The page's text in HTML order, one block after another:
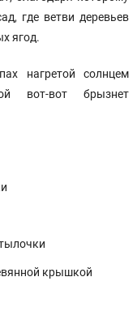
где ветви деревьев
ягод.
нагретой солнцем
вот-вот брызнет
крышкой